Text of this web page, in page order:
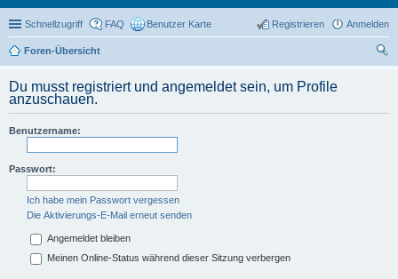
Schnellzugriff FAQ Benutzer Karte Anmelden
Registrieren
Foren-Übersicht
Du musst registriert und angemeldet sein, um Profile
anzuschauen.
Benutzername:
Passwort:
Ich habe mein Passwort vergessen
Die Aktivierungs-E-Mail erneut senden
Angemeldet bleiben
Meinen Online-Status während dieser Sitzung verbergen